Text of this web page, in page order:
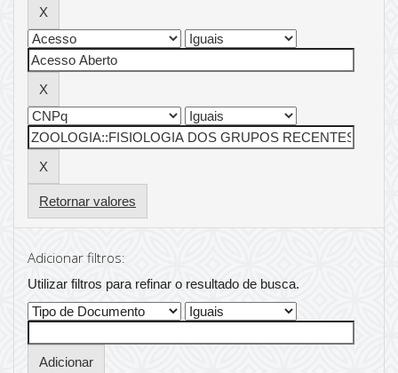
Retornar valores
Adicionar filtros:
Utilizar filtros para refinar o resultado de busca.